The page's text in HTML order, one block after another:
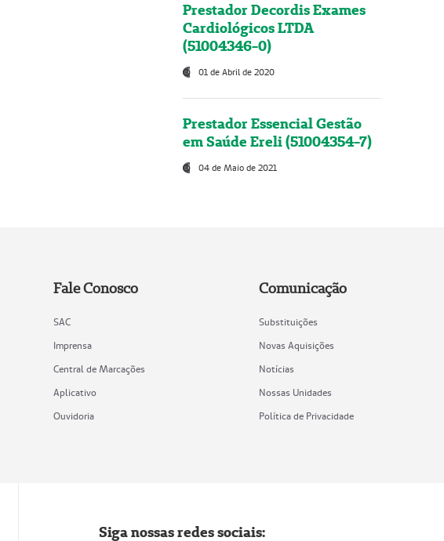
Prestador Decordis Exames
Cardiológicos LTDA
(51004346-0)
01 de Abril de 2020
Prestador Essencial Gestão
em Saúde Ereli (51004354-7)
04 de Maio de 2021
Fale Conosco
SAC
Imprensa
Central de Marcações
Aplicativo
Ouvidoria
Comunicação
Substituições
Novas Aquisições
Notícias
Nossas Unidades
Política de Privacidade
Siga nossas redes sociais: